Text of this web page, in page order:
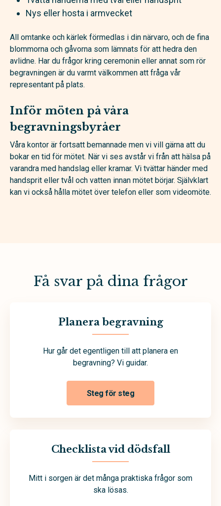
Nys eller hosta i armvecket
All omtanke och kärlek förmedlas i din närvaro, och de fina
blommorna och gåvorna som lämnats för att hedra den
avlidne. Har du frågor kring ceremonin eller annat som rör
begravningen är du varmt välkommen att fråga vår
representant på plats.
Inför möten på våra
begravningsbyråer
Våra kontor är fortsatt bemannade men vi vill gärna att du
bokar en tid för mötet. När vi ses avstår vi från att hälsa på
varandra med handslag eller kramar. Vi tvättar händer med
handsprit eller tvål och vatten innan mötet börjar. Självklart
kan vi också hålla mötet över telefon eller som videomöte.
Få svar på dina frågor
Planera begravning
Hur går det egentligen till att planera en
begravning? Vi guidar.
Steg för steg
Checklista vid dödsfall
Mitt i sorgen är det många praktiska frågor som
ska lösas.